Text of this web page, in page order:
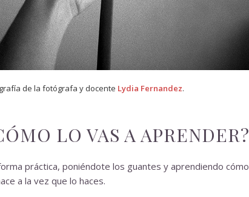
de la fotógrafa y docente Lydia Fernandez.
LO VAS A APRENDER?
práctica, poniéndote los guantes y aprendiendo cómo
a la vez que lo haces.